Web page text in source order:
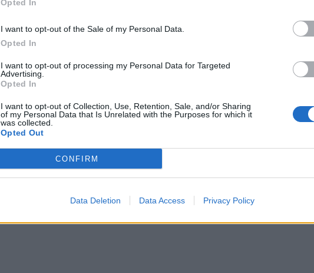
Opted In
I want to opt-out of the Sale of my Personal Data.
Opted In
I want to opt-out of processing my Personal Data for Targeted
Advertising.
Opted In
I want to opt-out of Collection, Use, Retention, Sale, and/or Sharing
of my Personal Data that Is Unrelated with the Purposes for which it
was collected.
Opted Out
CONFIRM
Data Deletion Data Access Privacy Policy